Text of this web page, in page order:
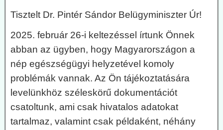
Tisztelt Dr. Pintér Sándor Belügyminiszter Úr!
2025. február 26-i keltezéssel írtunk Önnek
abban az ügyben, hogy Magyarországon a
nép egészségügyi helyzetével komoly
problémák vannak. Az Ön tájékoztatására
levelünkhöz széleskörű dokumentációt
csatoltunk, ami csak hivatalos adatokat
tartalmaz, valamint csak példaként, néhány